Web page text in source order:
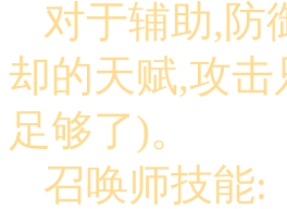
对于辅助,防
却的天赋,攻
足够了)。
召唤师技能: